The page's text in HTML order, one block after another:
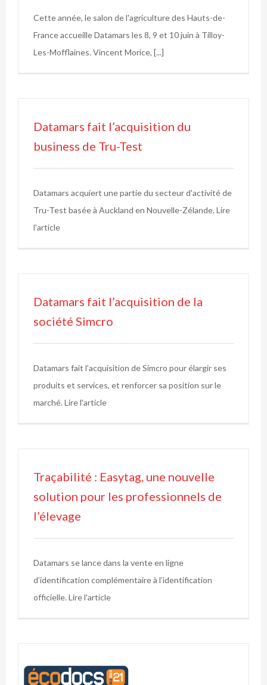
Cette année, le salon de l'agriculture des Hauts-de-
France accueille Datamars les 8, 9 et 10 juin à Tilloy-
Les-Mofflaines. Vincent Morice, [...]
Datamars fait l’acquisition du
business de Tru-Test
Datamars acquiert une partie du secteur d'activité de
Tru-Test basée à Auckland en Nouvelle-Zélande. Lire
l'article
Datamars fait l’acquisition de la
société Simcro
Datamars fait l'acquisition de Simcro pour élargir ses
produits et services, et renforcer sa position sur le
marché. Lire l'article
Traçabilité : Easytag, une nouvelle
solution pour les professionnels de
l’élevage
Datamars se lance dans la vente en ligne
d’identification complémentaire à l’identification
officielle. Lire l'article